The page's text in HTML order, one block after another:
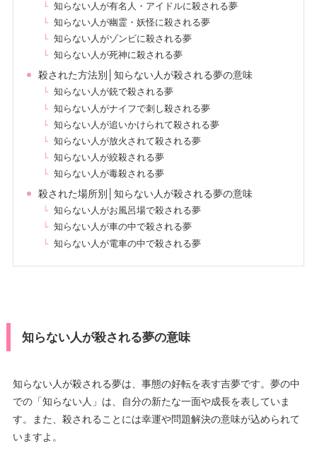
知らない人が有名人・アイドルに殺される夢
知らない人が幽霊・妖怪に殺される夢
知らない人がゾンビに殺される夢
知らない人が死神に殺される夢
殺された方法別│知らない人が殺される夢の意味
知らない人が銃で殺される夢
知らない人がナイフで刺し殺される夢
知らない人が追いかけられて殺される夢
知らない人が放火されて殺される夢
知らない人が絞殺される夢
知らない人が毒殺される夢
殺された場所別│知らない人が殺される夢の意味
知らない人がお風呂場で殺される夢
知らない人が車の中で殺される夢
知らない人が電車の中で殺される夢
知らない人が殺される夢の意味
知らない人が殺される夢は、事態の好転を表す吉夢です。夢の中
での「知らない人」は、自分の新たな一面や成長を表していま
す。また、殺されることには幸運や問題解決の意味が込められて
いますよ。